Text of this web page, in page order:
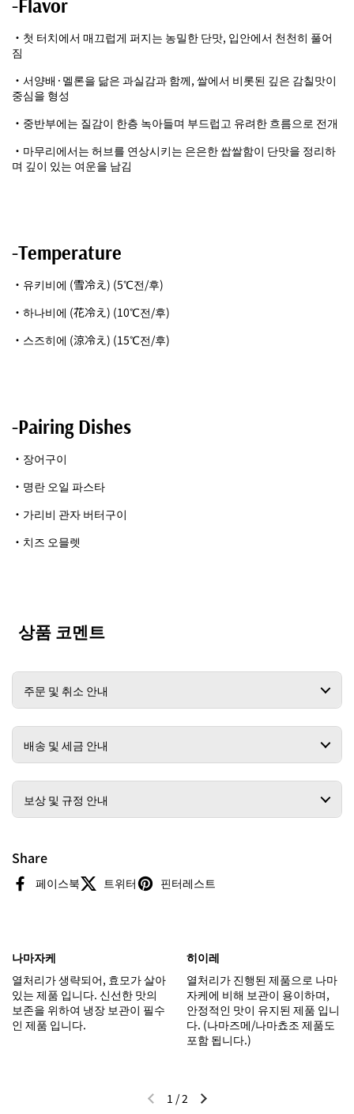
-Flavor
・첫 터치에서 매끄럽게 퍼지는 농밀한 단맛, 입안에서 천천히 풀어
짐
・서양배·멜론을 닮은 과실감과 함께, 쌀에서 비롯된 깊은 감칠맛이
중심을 형성
・중반부에는 질감이 한층 녹아들며 부드럽고 유려한 흐름으로 전개
・마무리에서는 허브를 연상시키는 은은한 쌉쌀함이 단맛을 정리하
며 깊이 있는 여운을 남김
-Temperature
・유키비에 (雪冷え) (5℃전/후)
・하나비에 (花冷え) (10℃전/후)
・스즈히에 (涼冷え) (15℃전/후)
-Pairing Dishes
・장어구이
・명란 오일 파스타
・가리비 관자 버터구이
・치즈 오믈렛
상품 코멘트
주문 및 취소 안내
배송 및 세금 안내
보상 및 규정 안내
Share
페이스북 트위터 핀터레스트
나마자케
열처리가 생략되어, 효모가 살아
있는 제품 입니다. 신선한 맛의
보존을 위하여 냉장 보관이 필수
인 제품 입니다.
히이레
열처리가 진행된 제품으로 나마
자케에 비해 보관이 용이하며,
안정적인 맛이 유지된 제품 입니
다. (나마즈메/나마쵸조 제품도
포함 됩니다.)
이전 슬라이드다음 슬라이드
1 /2